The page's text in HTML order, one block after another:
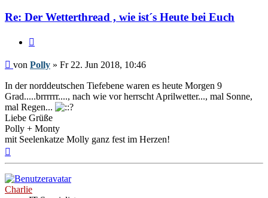
Re: Der Wetterthread , wie ist´s Heute bei Euch
Beitrag
von Polly » Fr 22. Jun 2018, 10:46
In der norddeutschen Tiefebene waren es heute Morgen 9
Grad.....brrrrrr...., nach wie vor herrscht Aprilwetter..., mal Sonne,
mal Regen...
Liebe Grüße
Polly + Monty
mit Seelenkatze Molly ganz fest im Herzen!
Charlie